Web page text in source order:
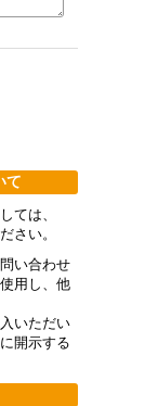
て
ては、
さい。
い合わせ
用し、他
いただい
開示する